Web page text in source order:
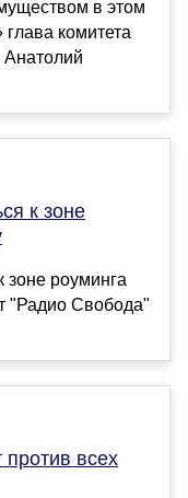
в этом
глава комитета
к зоне
зоне роуминга
"Радио Свобода"
против всех